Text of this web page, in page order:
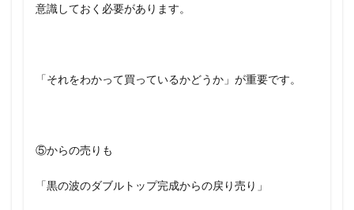
意識しておく必要があります。
「それをわかって買っているかどうか」が重要です。
⑤からの売りも
「黒の波のダブルトップ完成からの戻り売り」